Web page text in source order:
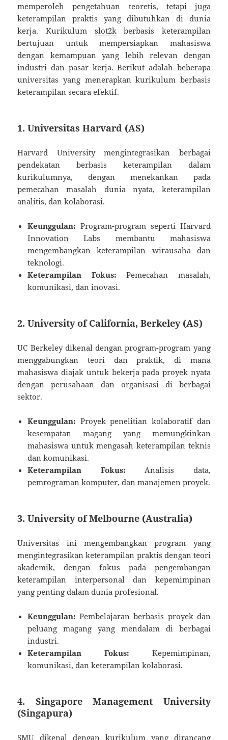
memperoleh pengetahuan teoretis, tetapi juga
keterampilan praktis yang dibutuhkan di dunia
kerja. Kurikulum slot2kberbasis keterampilan
bertujuan untuk mempersiapkan mahasiswa
dengan kemampuan yang lebih relevan dengan
industri dan pasar kerja. Berikut adalah beberapa
universitas yang menerapkan kurikulum berbasis
keterampilan secara efektif.
1. Universitas Harvard (AS)
Harvard University mengintegrasikan berbagai
pendekatan berbasis keterampilan dalam
kurikulumnya, dengan menekankan pada
pemecahan masalah dunia nyata, keterampilan
analitis, dan kolaborasi.
Keunggulan: Program-program seperti Harvard
Innovation Labs membantu mahasiswa
mengembangkan keterampilan wirausaha dan
teknologi.
Keterampilan Fokus: Pemecahan masalah,
komunikasi, dan inovasi.
2. University of California, Berkeley (AS)
UC Berkeley dikenal dengan program-program yang
menggabungkan teori dan praktik, di mana
mahasiswa diajak untuk bekerja pada proyek nyata
dengan perusahaan dan organisasi di berbagai
sektor.
Keunggulan: Proyek penelitian kolaboratif dan
kesempatan magang yang memungkinkan
mahasiswa untuk mengasah keterampilan teknis
dan komunikasi.
Keterampilan Fokus: Analisis data,
pemrograman komputer, dan manajemen proyek.
3. University of Melbourne (Australia)
Universitas ini mengembangkan program yang
mengintegrasikan keterampilan praktis dengan teori
akademik, dengan fokus pada pengembangan
keterampilan interpersonal dan kepemimpinan
yang penting dalam dunia profesional.
Keunggulan: Pembelajaran berbasis proyek dan
peluang magang yang mendalam di berbagai
industri.
Keterampilan Fokus: Kepemimpinan,
komunikasi, dan keterampilan kolaborasi.
4. Singapore Management University
(Singapura)
SMU dikenal dengan kurikulum yang dirancang